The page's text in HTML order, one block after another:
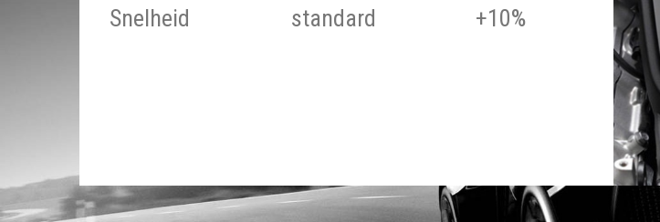
Snelheid
standard +10%